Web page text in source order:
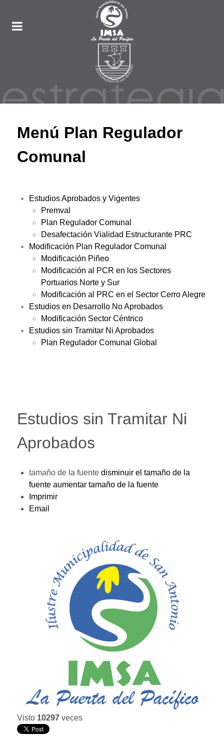
Menú Plan Regulador
Comunal
Estudios Aprobados y Vigentes
Premval
Plan Regulador Comunal
Desafectación Vialidad Estructurante PRC
Modificación Plan Regulador Comunal
Modificación Piñeo
Modificación al PCR en los Sectores
Portuarios Norte y Sur
Modificación al PRC en el Sector Cerro Alegre
Estudios en Desarrollo No Aprobados
Modificación Sector Céntrico
Estudios sin Tramitar Ni Aprobados
Plan Regulador Comunal Global
Estudios sin Tramitar Ni
Aprobados
tamaño de la fuente disminuir el tamaño de la
fuente aumentar tamaño de la fuente
Imprimir
Email
Visto 10297 veces